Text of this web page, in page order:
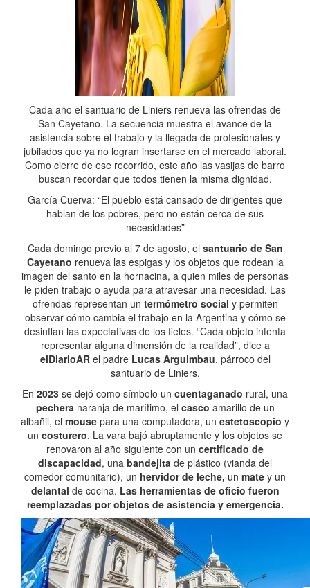
Cada año el santuario de Liniers renueva las ofrendas de
San Cayetano. La secuencia muestra el avance de la
asistencia sobre el trabajo y la llegada de profesionales y
jubilados que ya no logran insertarse en el mercado laboral.
Como cierre de ese recorrido, este año las vasijas de barro
buscan recordar que todos tienen la misma dignidad.
García Cuerva: “El pueblo está cansado de dirigentes que
hablan de los pobres, pero no están cerca de sus
necesidades”
Cada domingo previo al 7 de agosto, el santuario de San
Cayetano renueva las espigas y los objetos que rodean la
imagen del santo en la hornacina, a quien miles de personas
le piden trabajo o ayuda para atravesar una necesidad. Las
ofrendas representan un termómetro social y permiten
observar cómo cambia el trabajo en la Argentina y cómo se
desinflan las expectativas de los fieles. “Cada objeto intenta
representar alguna dimensión de la realidad”, dice a
elDiarioARel padre Lucas Arguimbau, párroco del
santuario de Liniers.
En 2023 se dejó como símbolo un cuentaganado rural, una
pecheranaranja de marítimo, el casco amarillo de un
albañil, el mouse para una computadora, un estetoscopio y
un costurero. La vara bajó abruptamente y los objetos se
renovaron al año siguiente con un certificado de
discapacidad, una bandejita de plástico (vianda del
comedor comunitario), un hervidor de leche, un mate y un
delantal de cocina. Las herramientas de oficio fueron
reemplazadas por objetos de asistencia y emergencia.